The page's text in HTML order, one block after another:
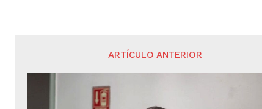
ARTÍCULO ANTERIOR